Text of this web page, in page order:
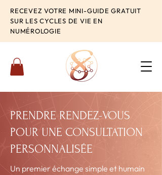
RECEVEZ VOTRE MINI-GUIDE GRATUIT
SUR LES CYCLES DE VIE EN
NUMÉROLOGIE
PRENDRE RENDEZ-VOUS
POUR UNE CONSULTATION
PERSONNALISÉE
Un premier échange simple et humain